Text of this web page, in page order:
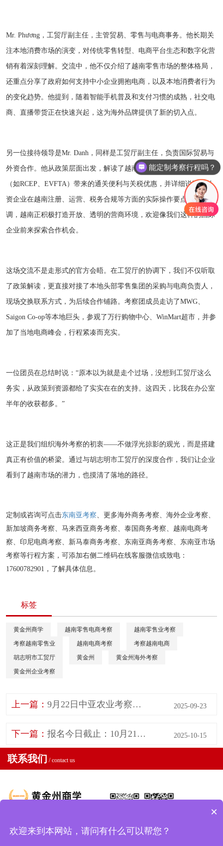
Mr. Phương，工贸厅副主任，主管贸易、零售与电商事务。他长期关
注本地消费市场的演变，对传统零售转型、电商平台生态和数字化营
销有着深刻理解。交流中，他不仅介绍了越南零售市场的整体格局，
还重点分享了政府如何支持中小企业拥抱电商，以及本地消费者行为
的变化趋势。他提到，随着智能手机普及和支付习惯的成熟，社交电
商、直播带货正在快速兴起，这为海外品牌提供了新的切入点。
另一位接待领导是Mr. Danh，同样是工贸厅副主任，负责国际贸易与
外资合作。他从政策层面出发，解读了越南参与的多项自由贸易协定
（如RCEP、EVFTA）带来的通关便利与关税优惠，并详细说明了外
资企业在越南注册、运营、税务合规等方面的实际操作要点。他强
调，越南正积极打造开放、透明的营商环境，欢迎像我们这样的国际
企业前来探索合作机会。
这场交流不是走形式的官方会晤。在工贸厅的协调下，我们不仅听取
了政策解读，更直接对接了本地头部零售集团的采购与电商负责人，
现场交换联系方式，为后续合作铺路。考察团成员走访了MWG、
Saigon Co-op等本地巨头，参观了万行购物中心、WinMart超市，并参
加了当地电商峰会，行程紧凑而充实。
一位团员在总结时说：“原本以为就是走个过场，没想到工贸厅这么
务实，从政策到资源都给了实实在在的支持。这四天，比我在办公室
半年的收获都多。”
这正是我们组织海外考察的初衷——不做浮光掠影的观光，而是搭建
真正有价值的桥梁。通过与胡志明市工贸厅的深度合作，我们让企业
看到了越南市场的潜力，也摸清了落地的路径。
定制或咨询可点击东南亚考察 、更多海外商务考察、海外企业考察、
新加坡商务考察、马来西亚商务考察、泰国商务考察、 越南电商考
察 、印 尼电商考察 、新马泰商务考察、东南亚商务考察、东南亚市场
考察等行程方案，可添加右侧二维码在线客服微信或致电：
17600782901，了解具体信息。
标签
黄金州商学 越南零售电商考察
越南零售业考察
考察越南零售业
越南电商考察
考察越南电商
胡志明市工贸厅
黄金州
黄金州海外考察
黄金州企业考察
上一篇： 9月22日中亚农业考察团：走进阿拉木图投资贸易商会，共探合作新机遇 2025-09-23
下一篇： 报名今日截止：10月21日，越南商务考察团准时出发！ 2025-10-15
联系我们 / contact us
17600782901
加我微
公众号
能定制考察行程吗？
×
欢迎来到本网站，请问有什么可以帮您？